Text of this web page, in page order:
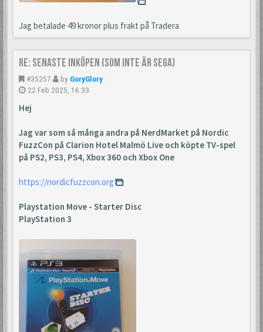
Jag betalade 49 kronor plus frakt på Tradera
Re: Senaste inköpen (som inte är Sega)
#35257 by GoryGlory
22 Feb 2025, 16:33
Hej
Jag var som så många andra på NerdMarket på Nordic
FuzzCon på Clarion Hotel Malmö Live och köpte TV-spel
på PS2, PS3, PS4, Xbox 360 och Xbox One
https://nordicfuzzcon.org
Playstation Move - Starter Disc
PlayStation 3